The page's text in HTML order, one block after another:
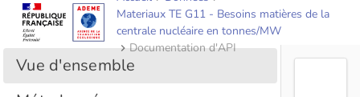
Materiaux TE G11 - Besoins matières de la
centrale nucléaire en tonnes/MW
Documentation d'API